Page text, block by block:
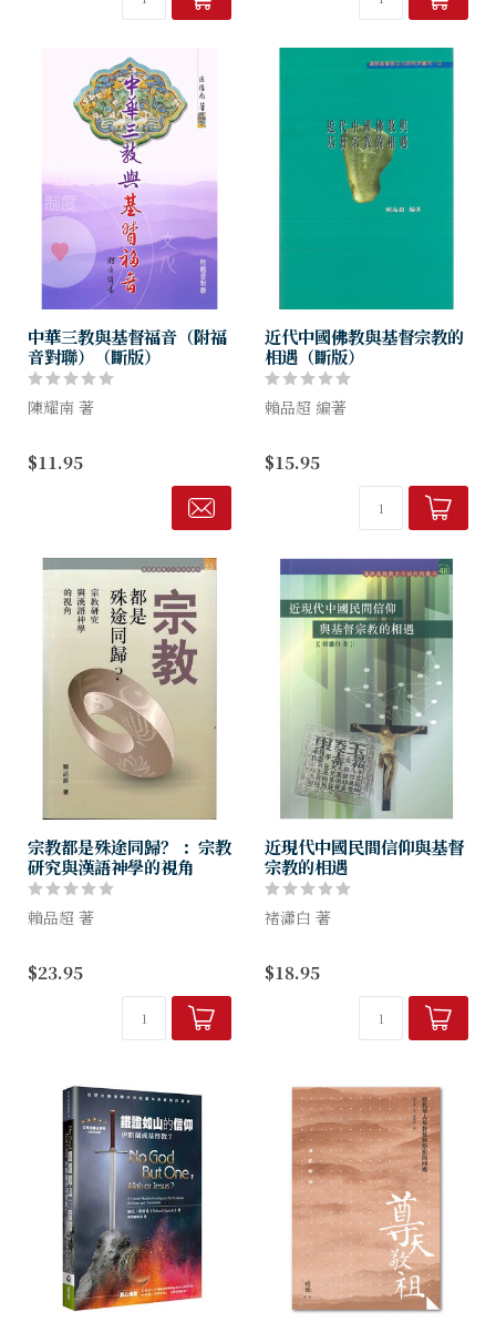
見證耶穌基督...
中華三教與基督福音（附福
音對聯）（斷版）
陳耀南 著
就傳統中國而言，就是儒道佛
三教。三教當然有它的歷史意
義與價值。真光未耀之前，爝
火的貢獻不可抹煞。但更須探
$11.95
近代中國佛教與基督宗教的
相遇（斷版）
賴品超 編著
討二十世紀上半葉兩教在華
「相遇」的一些面貌，其中三
章更集中探討張純一、徐松
石、許地山三人對耶佛對話的
$15.95
宗教都是殊途同歸？ ：宗教
研究與漢語神學的視角
賴品超 著
介紹宗教多樣問題的多種研究
進路，一方面提出這些進路的
差異與關係，另一方面也指出
結合這些進路的研究有可能達
$23.95
近現代中國民間信仰與基督
宗教的相遇
褚瀟白 著
信仰之間是甚麼關係？義和團
運動的爆發常被指與民間教門
的煽動脫不了干係，而其極端
激烈又光怪陸離的反基督教方
$18.95